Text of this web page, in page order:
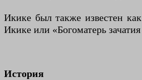
Икике был также известен
Икике или «Богоматерь
История